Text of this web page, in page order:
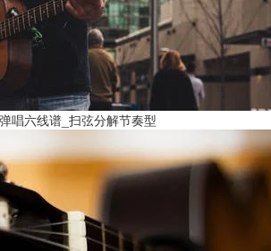
唱六线谱_扫弦分解节奏型